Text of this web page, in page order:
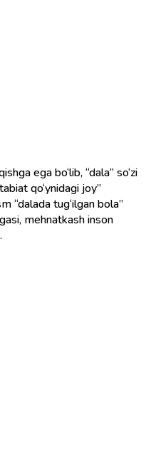
ega bo‘lib, “dala” so‘zi
qo‘ynidagi joy”
“dalada tug‘ilgan bola”
mehnatkash inson